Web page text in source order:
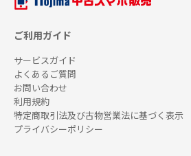
ご利用ガイド
サービスガイド
よくあるご質問
お問い合わせ
利用規約
特定商取引法及び古物営業法に基づく表示
プライバシーポリシー